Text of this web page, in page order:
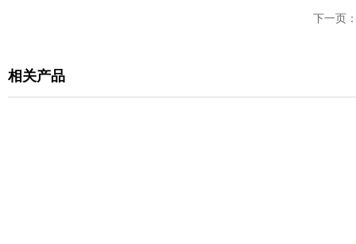
下一页
相关产品